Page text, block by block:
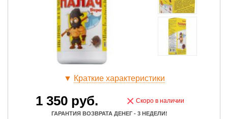
▼ Краткие характеристики
1 350руб. × Скоро в наличии
ГАРАНТИЯ ВОЗВРАТА ДЕНЕГ - 3 НЕДЕЛИ!